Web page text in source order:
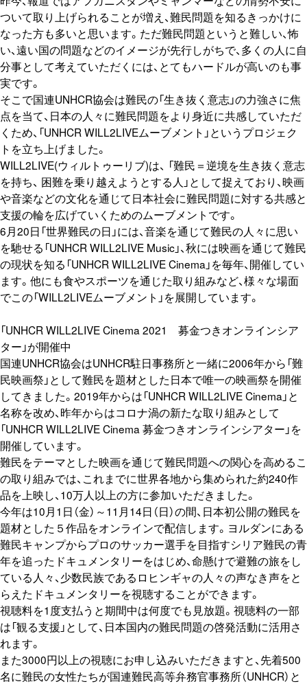
ついて取り上げられることが増え、難民問題を知るきっかけに
なった方も多いと思います。ただ難民問題というと難しい、怖
い、遠い国の問題などのイメージが先行しがちで、多くの人に自
分事として考えていただくには、とてもハードルが高いのも事
実です。
そこで国連UNHCR協会は難民の「生き抜く意志」の力強さに焦
点を当て、日本の人々に難民問題をより身近に共感していただ
くため、「UNHCR WILL2LIVEムーブメント」というプロジェク
トを立ち上げました。
WILL2LIVE(ウィルトゥーリブ)は、 「難⺠＝逆境を⽣き抜く意志
を持ち、 困難を乗り越えようとする⼈」として捉えており、映画
や音楽などの文化を通じて⽇本社会に難民問題に対する共感と
⽀援の輪を広げていくためのムーブメントです。
6月20日「世界難民の日」には、音楽を通じて難民の人々に思い
を馳せる「UNHCR WILL2LIVE Music」、秋には映画を通じて難民
の現状を知る「UNHCR WILL2LIVE Cinema」を毎年、開催してい
ます。他にも食やスポーツを通じた取り組みなど、様々な場面
でこの「WILL2LIVEムーブメント」を展開しています。
「UNHCR WILL2LIVE Cinema 2021 募金つきオンラインシア
ター」が開催中
国連UNHCR協会はUNHCR駐日事務所と一緒に2006年から「難
民映画祭」として難民を題材とした日本で唯一の映画祭を開催
してきました。2019年からは「UNHCR WILL2LIVE Cinema」と
名称を改め、昨年からはコロナ渦の新たな取り組みとして
「UNHCR WILL2LIVE Cinema 募金つきオンラインシアター」を
開催しています。
難民をテーマとした映画を通じて難民問題への関心を高めるこ
の取り組みでは、これまでに世界各地から集められた約240作
品を上映し、10万人以上の方に参加いただきました。
今年は10月1日（金）～11月14日（日）の間、日本初公開の難民を
題材とした５作品をオンラインで配信します。ヨルダンにある
難民キャンプからプロのサッカー選手を目指すシリア難民の青
年を追ったドキュメンタリーをはじめ、命懸けで避難の旅をし
ている人々、少数民族であるロヒンギャの人々の声なき声をと
らえたドキュメンタリーを視聴することができます。
視聴料を1度支払うと期間中は何度でも見放題。視聴料の一部
は「観る支援」として、日本国内の難民問題の啓発活動に活用さ
れます。
また3000円以上の視聴にお申し込みいただきますと、先着500
名に難民の女性たちが国連難民高等弁務官事務所（UNHCR）と